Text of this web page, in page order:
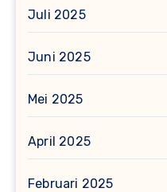
Juli 2025
Juni 2025
Mei 2025
April 2025
Februari 2025